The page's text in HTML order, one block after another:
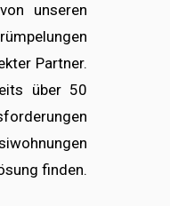
unseren
Partner.
über 50
finden.